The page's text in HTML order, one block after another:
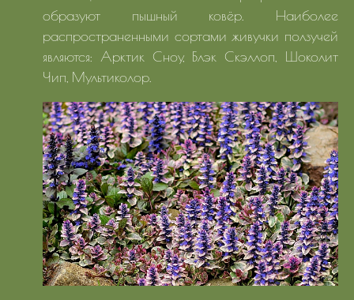
образуют пышный ковёр. Наиболее
распространенными сортами живучки ползучей
являются: Арктик Сноу, Блэк Скэллоп, Шоколит
Чип, Мультиколор.